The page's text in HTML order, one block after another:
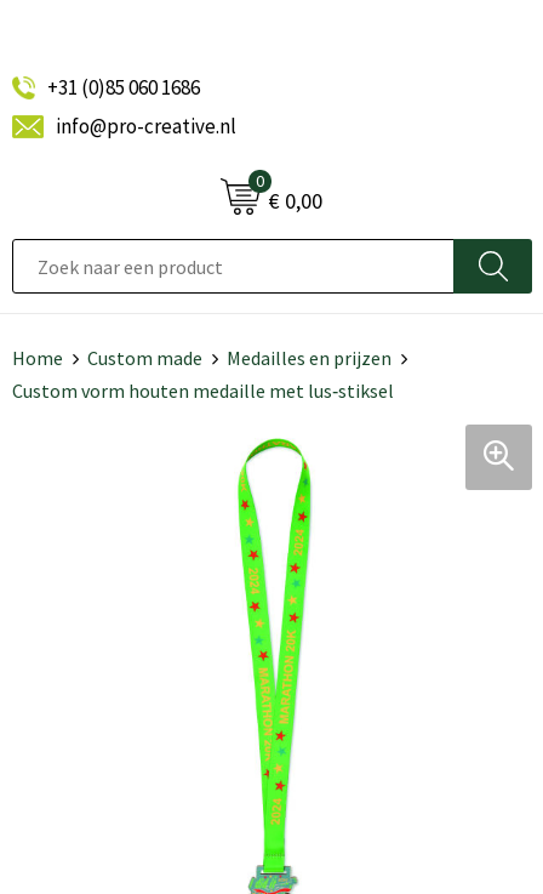
+31 (0)85 060 1686
info@pro-creative.nl
0
€ 0,00
Home Custom made
Medailles en prijzen
Custom vorm houten medaille met lus‑stiksel